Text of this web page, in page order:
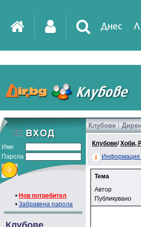
Днес
Име
Парола
• Нов потребител
• Забравена парола
Клубове
Клубове
Клубове/Хоби,
Информация
Тема
Автор
Публикувано